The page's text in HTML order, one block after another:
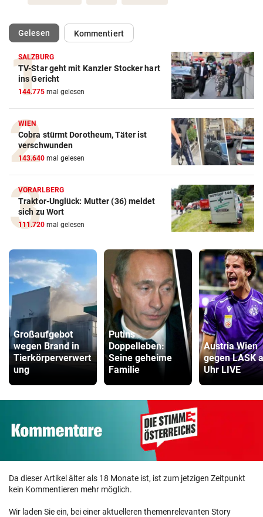
Gelesen(ausgewählt)Kommentiert
SALZBURG
TV-Star geht mit Kanzler Stocker hart
ins Gericht
144.775 mal gelesen
WIEN
Cobra stürmt Dorotheum, Täter ist
verschwunden
143.640 mal gelesen
VORARLBERG
Traktor-Unglück: Mutter (36) meldet
sich zu Wort
111.720 mal gelesen
Großaufgebot
wegen Brand in
Tierkörperverwert
ung
Putins
Doppelleben:
Seine geheime
Familie
Austria Wien
gegen LASK
Uhr LIVE
Da dieser Artikel älter als 18 Monate ist, ist zum jetzigen Zeitpunkt
kein Kommentieren mehr möglich.
Wir laden Sie ein, bei einer aktuelleren themenrelevanten Story